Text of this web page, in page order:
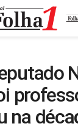
na